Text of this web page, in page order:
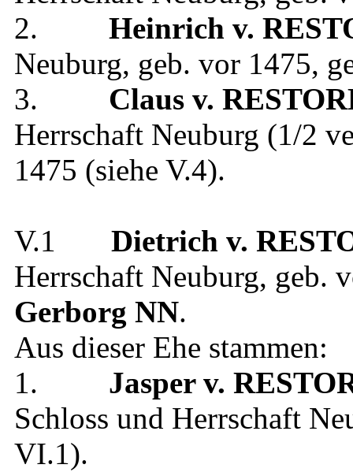
2. Heinrich v.
Neuburg, geb. vor 1475,
3. Claus v.
Herrschaft Neuburg (1/2
1475 (siehe V.4).
V.1 Dietrich v.
Herrschaft Neuburg, geb.
Gerborg NN.
Aus dieser Ehe stammen:
1. Jasperv.
Schloss und Herrschaft
VI.1).